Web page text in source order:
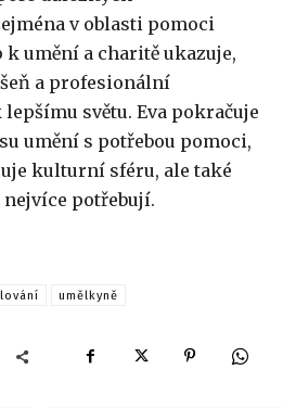
v oblasti pomoci
umění a charitě ukazuje,
a profesionální
světu. Eva pokračuje
umění s potřebou pomoci,
kulturní sféru, ale také
potřebují.
umělkyně